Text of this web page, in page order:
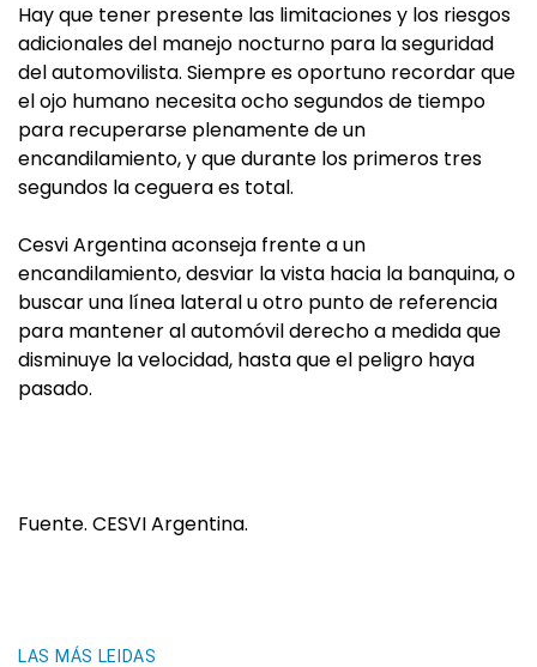
Hay que tener presente las limitaciones y los riesgos
adicionales del manejo nocturno para la seguridad
del automovilista. Siempre es oportuno recordar que
el ojo humano necesita ocho segundos de tiempo
para recuperarse plenamente de un
encandilamiento, y que durante los primeros tres
segundos la ceguera es total.
Cesvi Argentina aconseja frente a un
encandilamiento, desviar la vista hacia la banquina, o
buscar una línea lateral u otro punto de referencia
para mantener al automóvil derecho a medida que
disminuye la velocidad, hasta que el peligro haya
pasado.
Fuente. CESVI Argentina.
LAS MÁS LEIDAS